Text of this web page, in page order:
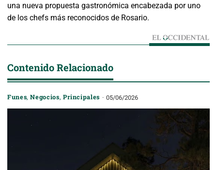
una nueva propuesta gastronómica encabezada por uno
de los chefs más reconocidos de Rosario.
Contenido Relacionado
Funes,Negocios, Principales 05/06/2026